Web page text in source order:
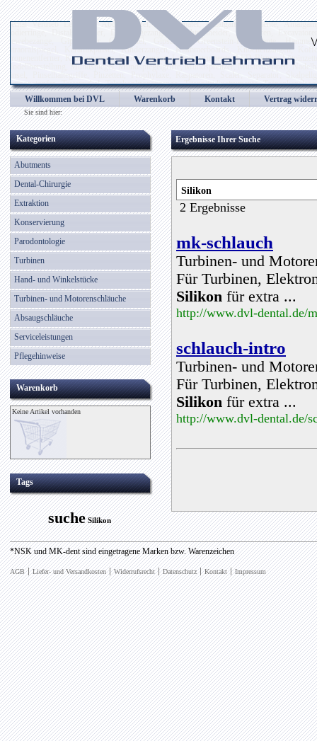
Dental Vertrieb Lehmann, Abdrucklöffel, Alginatspatel, Amalgaminstrumente,
Codierringe, Distalschneider, Drahtbiegezangen, Drahtschneider, Elevatoren,
Gewebezange, Gipsmesser, Gipsspatel, Gipszange, Greenstein-Instrumente,
Intraoralspiegel, Keramikpinsel, Kinderzangen, Klammerboards, Knochenzangen,
Kronenentferner, Kronenmesser, Kronenzangen, Laborinstrumente, LED Birnen,
Modellherstellung, Mundspiegel, Mundspiegelgriffe, Mundspreitzer, Mustermappen,
Pinsel, Pinselhaltegriffe, Pinzetten, Prophylaxe, Raspatoren, Scaler, Separator,
Tamponstopfer, Tasterzirkel, Teleskopkronenzange, Titannitridinstrumente,
Wachsmodellierinstrumente, Wangenhalter, Wattespender, Wundhaken, Wundspreitzer,
Zahnsonden, Zahnzangen, Zementspatel, Zungenbügel, Zungenreiniger
Willkommen bei DVL Warenkorb Kontakt Vertrag
Sie sind hier:
Kategorien
Abutments
Dental-Chirurgie
Extraktion
Konservierung
Parodontologie
Turbinen
Hand- und Winkelstücke
Turbinen- und Motorenschläuche
Absaugschläuche
Serviceleistungen
Pflegehinweise
Warenkorb
Keine Artikel vorhanden
Tags
suche Silikon
Ergebnisse Ihrer Suche
2 Ergebnisse
mk-schlauch
Turbinen- und
Für Turbinen,
Silikon für extra ...
http://www.dvl-dental.de/
schlauch-intro
Turbinen- und
Für Turbinen,
Silikon für extra ...
http://www.dvl-dental.de/
*NSK und MK-dent sind eingetragene Marken bzw. Warenzeichen
AGB Liefer- und Versandkosten Widerrufsrecht Datenschutz Kontakt Impressum